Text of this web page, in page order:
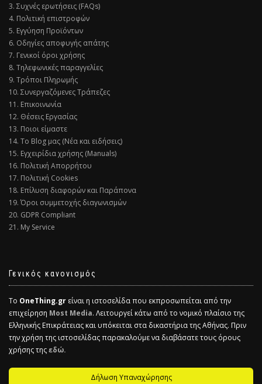
3. Συχνές ερωτήσεις (FAQs)
4. Πολιτική επιστροφών
5. Εγγύηση Προϊόντων
6. Οδηγίες αποφυγής απάτης
7. Γενικοί όροι χρήσης
8. Τηλεφωνικές παραγγελίες
9. Τρόποι Πληρωμής
10. Συνεργαζόμενες Τράπεζες
11. Επικοινωνία
12. Θέσεις Εργασίας
13. Ποιοι είμαστε
14. Το Blog μας (Νέα και ειδήσεις)
15. Εγχειρίδια χρήσης (Manuals)
16. Πολιτική Απορρήτου
17. Πολιτική Cookies
18. Επίλυση διαφορών και Παράπονα
19. Όροι συμμετοχής διαγωνισμών
20. GDPR Compliant
21. My Service
Γενικός κανονισμός
Το OneThing.gr είναι η ιστοσελίδα που εκπροσωπείται από την
επιχείρηση Most Media. Λειτουργεί κάτω από το νομικό πλαίσιο της
Ελληνικής Επικράτειας και υπόκειται στα δικαστήρια της Αθήνας. Πριν
την χρήση της ιστοσελίδας παρακαλούμε να διαβάσατε τους όρους
χρήσης τηςεδώ.
Δήλωση Υπαναχώρησης